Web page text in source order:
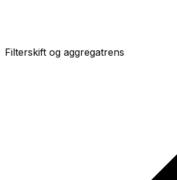
Filterskift og aggregatrens